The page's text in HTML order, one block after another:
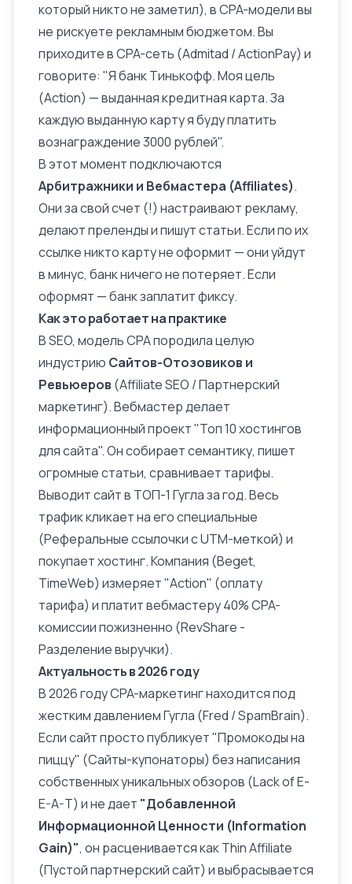
который никто не заметил), в CPA-модели вы
не рискуете рекламным бюджетом. Вы
приходите в CPA-сеть (Admitad / ActionPay) и
говорите: "Я банк Тинькофф. Моя цель
(Action) — выданная кредитная карта. За
каждую выданную карту я буду платить
вознаграждение 3000 рублей".
В этот момент подключаются
Арбитражники и Вебмастера (Affiliates).
Они за свой счет (!) настраивают рекламу,
делаютпрелендыи пишут статьи. Если по их
ссылке никто карту не оформит — они уйдут
в минус, банк ничего не потеряет. Если
оформят — банк заплатит фиксу.
Как это работает на практике
В SEO, модель CPA породила целую
индустрию Сайтов-Отозовиков и
Ревьюеров (Affiliate SEO / Партнерский
маркетинг). Вебмастер делает
информационный проект"Топ 10 хостингов
для сайта". Он собирает семантику, пишет
огромные статьи, сравнивает тарифы.
Выводит сайт в ТОП-1 Гугла за год. Весь
трафик кликает на его специальные
(Реферальные ссылочки с UTM-меткой) и
покупает хостинг. Компания (Beget,
TimeWeb) измеряет "Action" (оплату
тарифа) и платит вебмастеру 40% CPA-
комиссии пожизненно (RevShare -
Разделение выручки).
Актуальность в 2026 году
В 2026 году CPA-маркетинг находится под
жестким давлением Гугла (Fred / SpamBrain).
Если сайт просто публикует "Промокоды на
пиццу" (Сайты-купонаторы) без написания
собственных уникальных обзоров (Lack of E-
E-A-T) и не дает "Добавленной
Информационной Ценности (Information
Gain)", он расценивается как Thin Affiliate
(Пустой партнерский сайт) и выбрасывается